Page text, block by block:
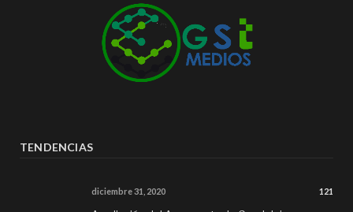
TENDENCIAS
diciembre 31, 2020 121